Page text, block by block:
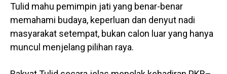
Tulid mahu pemimpin jati yang benar-benar
memahami budaya, keperluan dan denyut nadi
masyarakat setempat, bukan calon luar yang hanya
muncul menjelang pilihan raya.